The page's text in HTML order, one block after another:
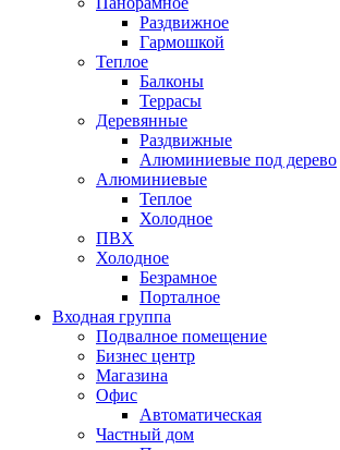
Раздвижное
Гармошкой
Теплое
Балконы
Террасы
Деревянные
Раздвижные
Алюминиевые под дерево
Алюминиевые
Теплое
Холодное
ПВХ
Холодное
Безрамное
Порталное
Входная группа
Подвалное помещение
Бизнес центр
Магазина
Офис
Автоматическая
Частный дом